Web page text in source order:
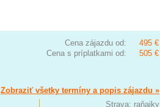
Cena zájazdu od:
495 €
Cena s príplatkami od:
505 €
Zobraziť všetky termíny a popis zájazdu »
Strava: raňajky